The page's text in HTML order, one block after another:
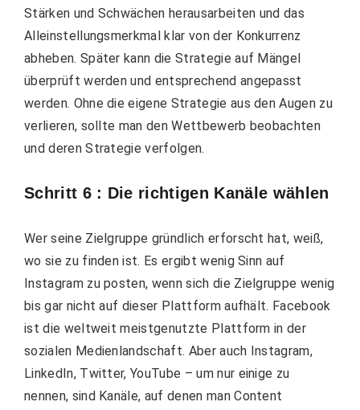
Stärken und Schwächen herausarbeiten und das
Alleinstellungsmerkmal klar von der Konkurrenz
abheben. Später kann die Strategie auf Mängel
überprüft werden und entsprechend angepasst
werden. Ohne die eigene Strategie aus den Augen zu
verlieren, sollte man den Wettbewerb beobachten
und deren Strategie verfolgen.
Schritt 6 : Die richtigen Kanäle wählen
Wer seine Zielgruppe gründlich erforscht hat, weiß,
wo sie zu finden ist. Es ergibt wenig Sinn auf
Instagram zu posten, wenn sich die Zielgruppe wenig
bis gar nicht auf dieser Plattform aufhält. Facebook
ist die weltweit meistgenutzte Plattform in der
sozialen Medienlandschaft. Aber auch Instagram,
LinkedIn, Twitter, YouTube – um nur einige zu
nennen, sind Kanäle, auf denen man Content